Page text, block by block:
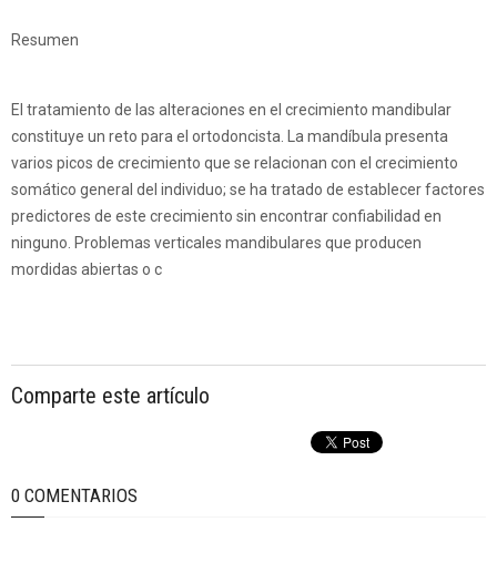
Resumen
El tratamiento de las alteraciones en el crecimiento mandibular
constituye un reto para el ortodoncista. La mandíbula presenta
varios picos de crecimiento que se relacionan con el crecimiento
somático general del individuo; se ha tratado de establecer factores
predictores de este crecimiento sin encontrar confiabilidad en
ninguno. Problemas verticales mandibulares que producen
mordidas abiertas o c
Comparte este artículo
0 COMENTARIOS